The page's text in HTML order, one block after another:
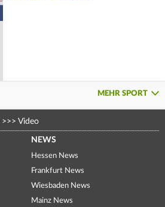
MEHR SPORT
>>> Video
NEWS
Hessen News
Frankfurt News
Wiesbaden News
Mainz News